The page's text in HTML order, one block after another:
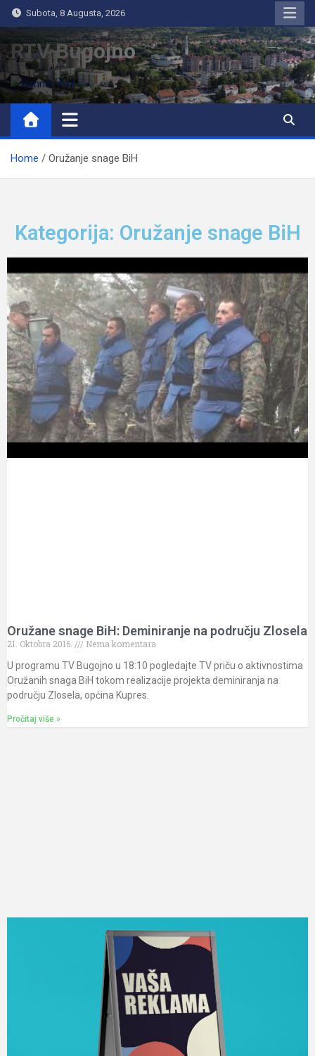
Subota, 8 Augusta, 2026
RTV Bugojno
Home Oružanje snage BiH
Kategorija: Oružanje snage BiH
Oružane snage BiH: Deminiranje na području Zlosela
21. Oktobra 2016.
Nema komentara
U programu TV Bugojno u 18:10 pogledajte TV priču o aktivnostima
Oružanih snaga BiH tokom realizacije projekta deminiranja na
području Zlosela, općina Kupres.
Pročitaj više »